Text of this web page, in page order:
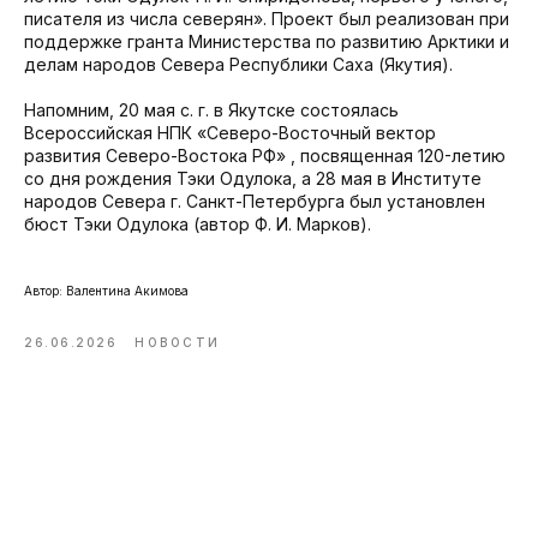
писателя из числа северян». Проект был реализован при
поддержке гранта Министерства по развитию Арктики и
делам народов Севера Республики Саха (Якутия).
Напомним, 20 мая с. г. в Якутске состоялась
Всероссийская НПК «Северо-Восточный вектор
развития Северо-Востока РФ» , посвященная 120-летию
со дня рождения Тэки Одулока, а 28 мая в Институте
народов Севера г. Санкт-Петербурга был установлен
бюст Тэки Одулока (автор Ф. И. Марков).
Автор: Валентина Акимова
26.06.2026 НОВОСТИ